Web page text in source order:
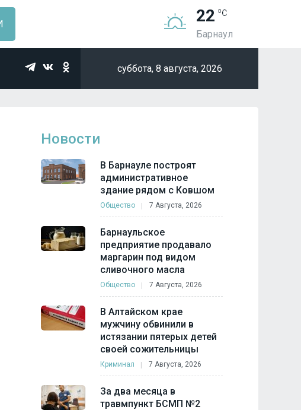
22
Барнаул
суббота, 8 августа, 2026
Новости
В Барнауле построят
административное
здание рядом с Ковшом
Общество 7 Августа, 2026
Барнаульское
предприятие продавало
маргарин под видом
сливочного масла
Общество 7 Августа, 2026
В Алтайском крае
мужчину обвинили в
истязании пятерых детей
своей сожительницы
Криминал 7 Августа, 2026
За два месяца в
травмпункт БСМП №2